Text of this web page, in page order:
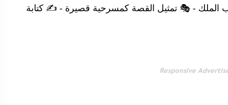
الملك - 🎭 تمثيل القصة كمسرحية قصيرة - ✍️ كتابة
Responsive